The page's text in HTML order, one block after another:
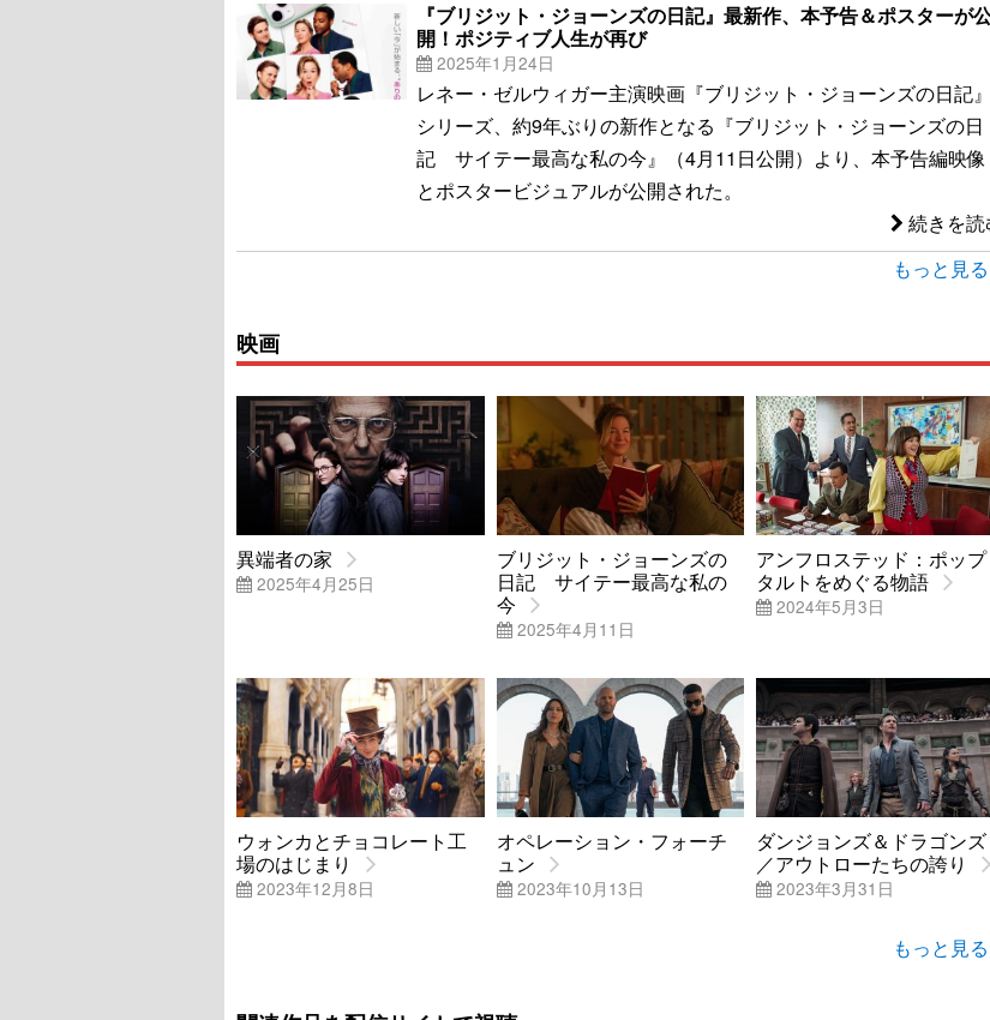
『ブリジット・ジョーンズの日記』最新作、本予告＆ポスターが
開！ポジティブ人生が再び
2025年1月24日
レネー・ゼルウィガー主演映画『ブリジット・ジョーンズの日記』
シリーズ、約9年ぶりの新作となる『ブリジット・ジョーンズの日
記 サイテー最高な私の今』（4月11日公開）より、本予告編映像
とポスタービジュアルが公開された。
続きを読
もっと見
映画
異端者の家
2025年4月25日
ブリジット・ジョーンズの
日記 サイテー最高な私の
今
2025年4月11日
アンフロステッド：ポップ
タルトをめぐる物語
2024年5月3日
ウォンカとチョコレート工
場のはじまり
2023年12月8日
オペレーション・フォーチ
ュン
2023年10月13日
ダンジョンズ＆ドラゴンズ
／アウトローたちの誇り
2023年3月31日
もっと見